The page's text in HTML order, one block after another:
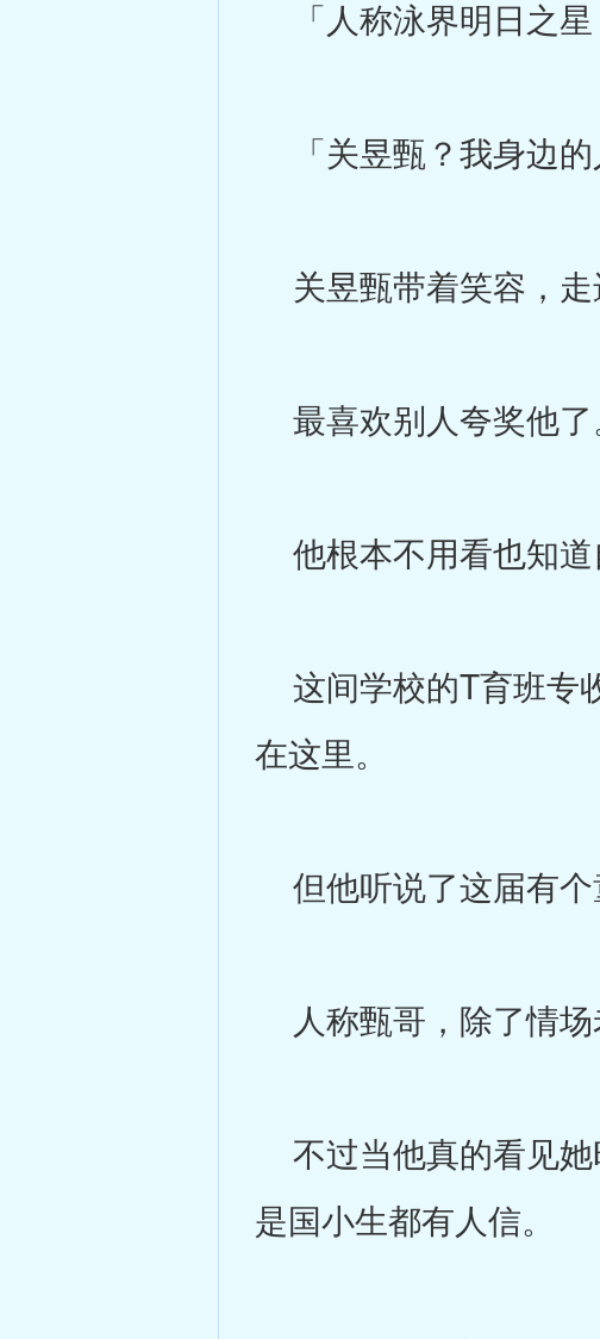
「人称泳界明日之星
「关昱甄？我身边的
关昱甄带着笑容，走
最喜欢别人夸奖他了
他根本不用看也知道
这间学校的T育班专
在这里。
但他听说了这届有个
人称甄哥，除了情场
不过当他真的看见她
是国小生都有人信。